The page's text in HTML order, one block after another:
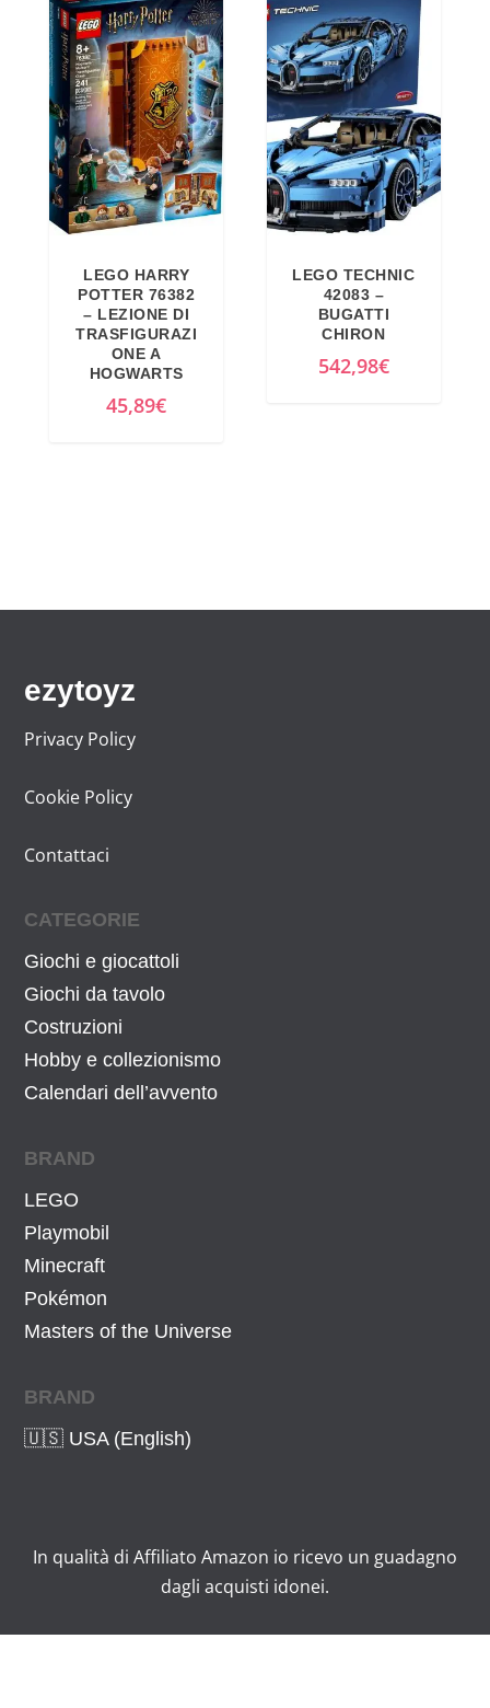
z
z
o
o
r
i
g
i
a
l
e
e
9
e
z
z
o
a
t
t
u
l
e
è
:
.
LEGO HARRY
POTTER 76382
– LEZIONE DI
TRASFIGURAZI
ONE A
HOGWARTS
45,89€
LEGO TECHNIC
42083 –
BUGATTI
CHIRON
542,98€
ezytoyz
Privacy Policy
Cookie Policy
Contattaci
CATEGORIE
Giochi e giocattoli
Giochi da tavolo
Costruzioni
Hobby e collezionismo
Calendari dell’avvento
BRAND
LEGO
Playmobil
Minecraft
Pokémon
Masters of the Universe
BRAND
🇺🇸 USA (English)
In qualità di Affiliato Amazon io ricevo un guadagno
dagli acquisti idonei.